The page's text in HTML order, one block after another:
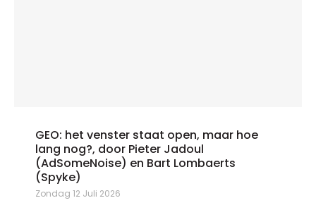
GEO: het venster staat open, maar hoe
lang nog?, door Pieter Jadoul
(AdSomeNoise) en Bart Lombaerts
(Spyke)
Zondag 12 Juli 2026